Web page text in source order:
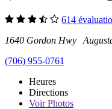
614
1640 Gordon Hwy
(706) 955-0761
Heures
Directions
VoirPhotos